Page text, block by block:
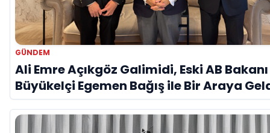
GÜNDEM
Ali Emre Açıkgöz Galimidi, Eski AB
Büyükelçi Egemen Bağış ile Bir Araya